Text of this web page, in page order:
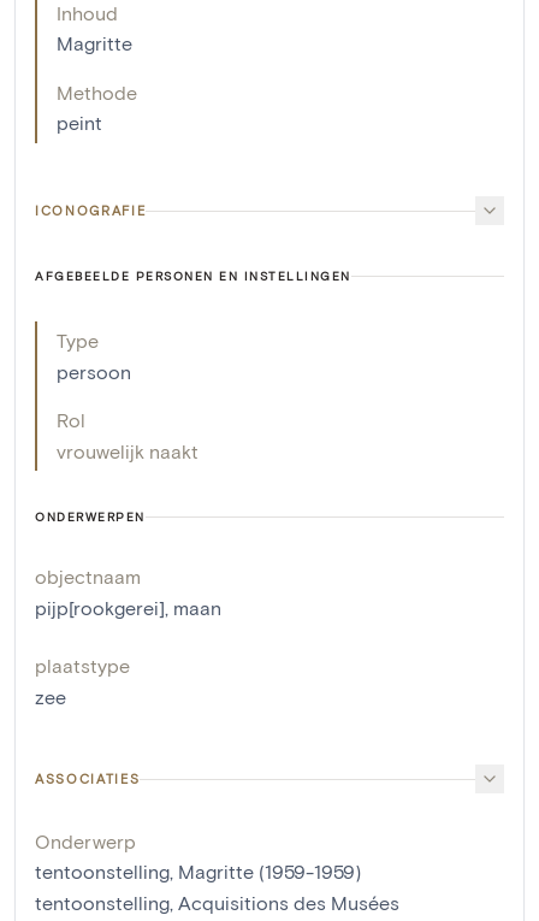
Inhoud
Magritte
Methode
peint
ICONOGRAFIE
AFGEBEELDE PERSONEN EN INSTELLINGEN
Type
persoon
Rol
vrouwelijk naakt
ONDERWERPEN
objectnaam
pijp[rookgerei], maan
plaatstype
zee
ASSOCIATIES
Onderwerp
tentoonstelling, Magritte (1959-1959)
tentoonstelling, Acquisitions des Musées